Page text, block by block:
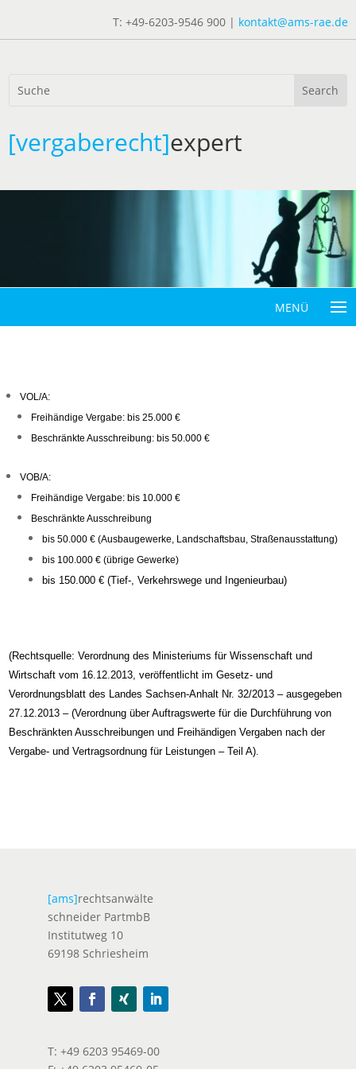
T: +49-6203-9546 900 | kontakt@ams-rae.de
[vergaberecht]expert
VOL/A:
Freihändige Vergabe: bis 25.000 €
Beschränkte Ausschreibung: bis 50.000 €
VOB/A:
Freihändige Vergabe: bis 10.000 €
Beschränkte Ausschreibung
bis 50.000 € (Ausbaugewerke, Landschaftsbau, Straßenausstattung)
bis 100.000 € (übrige Gewerke)
bis 150.000 € (Tief-, Verkehrswege und Ingenieurbau)
(Rechtsquelle: Verordnung des Ministeriums für Wissenschaft und
Wirtschaft vom 16.12.2013, veröffentlicht im Gesetz- und
Verordnungsblatt des Landes Sachsen-Anhalt Nr. 32/2013 – ausgegeben
27.12.2013 – (Verordnung über Auftragswerte für die Durchführung von
Beschränkten Ausschreibungen und Freihändigen Vergaben nach der
Vergabe- und Vertragsordnung für Leistungen – Teil A).
[ams]rechtsanwälte
schneider PartmbB
Institutweg 10
69198 Schriesheim
T: +49 6203 95469-00